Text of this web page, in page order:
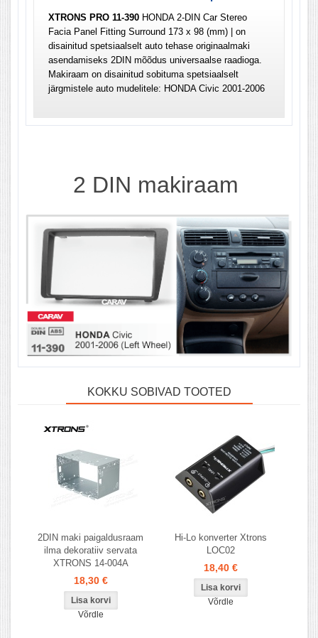
XTRONS PRO 11-390 HONDA 2-DIN Car Stereo
Facia Panel Fitting Surround 173 x 98 (mm) | on
disainitud spetsiaalselt auto tehase originaalmaki
asendamiseks 2DIN mõõdus universaalse raadioga.
Makiraam on disainitud sobituma spetsiaalselt
järgmistele auto mudelitele: HONDA Civic 2001-2006
2 DIN makiraam
KOKKU SOBIVAD TOOTED
2DIN maki paigaldusraam
ilma dekoratiiv servata
XTRONS 14-004A
18,30 €
Võrdle
Hi-Lo konverter Xtrons
LOC02
18,40 €
Võrdle